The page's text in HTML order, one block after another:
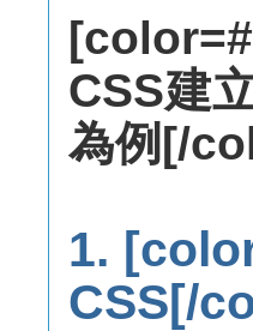
CSS建
為例[/
1.
CSS[/